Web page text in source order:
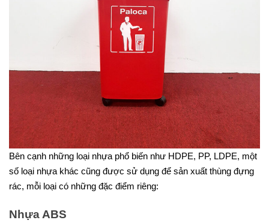
Bên cạnh những loại nhựa phổ biến như HDPE, PP, LDPE, một
số loại nhựa khác cũng được sử dụng để sản xuất thùng đựng
rác, mỗi loại có những đặc điểm riêng:
Nhựa ABS